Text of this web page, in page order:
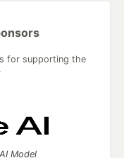
for supporting the
Model